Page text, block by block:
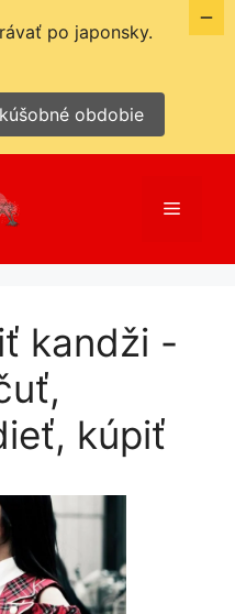
Menu
kandži -
kúpiť
po japonsky.
obdobie